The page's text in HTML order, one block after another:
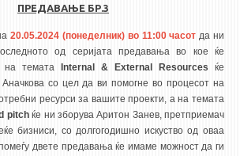
ПРЕДАВАЊЕ БР.3
20.05.2024 (понеделник) во 11:00 часот да ни
од серијата предавања во кое ќе
на темата
Internal & External Resources ќе
со цел да ви помогне во процесот на
ресурси за вашите проекти, а на темата
pitchќе ни зборува Аритон Занев, претприемач
бизниси, со долгогодишно искуство од оваа
двете предавања ќе имаме можност да ги